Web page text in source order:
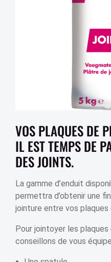
VOS PLAQUES DE
IL EST TEMPS DE
DES JOINTS.
La gamme d’enduit
permettra d’obtenir une
jointure entre vos plaques
Pour jointoyer les
conseillons de vous